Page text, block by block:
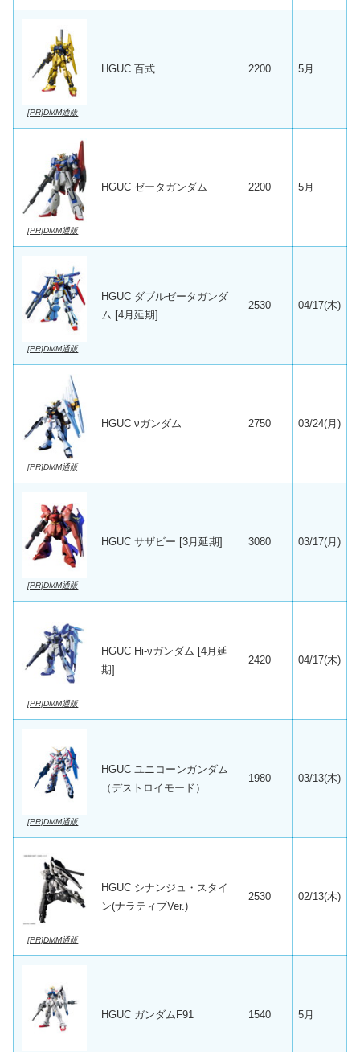
[PR]DMM通販
HGUC 百式 2200 5月
[PR]DMM通販
HGUC ゼータガンダム 2200 5月
[PR]DMM通販
HGUC ダブルゼータガンダ
ム [4月延期]
2530 04/17(木)
[PR]DMM通販
HGUC νガンダム 2750 03/24(月)
[PR]DMM通販
HGUC サザビー [3月延期] 3080 03/17(月)
[PR]DMM通販
HGUC Hi-νガンダム [4月延
期]
2420 04/17(木)
[PR]DMM通販
HGUC ユニコーンガンダム
（デストロイモード）
1980 03/13(木)
[PR]DMM通販
HGUC シナンジュ・スタイ
ン(ナラティブVer.)
2530 02/13(木)
HGUC ガンダムF91 1540 5月